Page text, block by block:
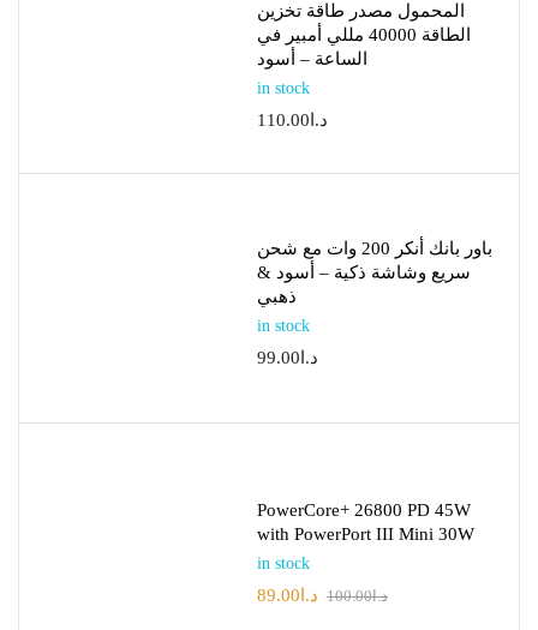
المحمول مصدر طاقة تخزين
الطاقة 40000 مللي أمبير في
الساعة – أسود
in stock
د.ا 110.00
باور بانك أنكر 200 وات مع شحن
سريع وشاشة ذكية – أسود &
ذهبي
in stock
د.ا 99.00
PowerCore+ 26800 PD 45W
with PowerPort III Mini 30W
in stock
د.ا100.00 د.ا 89.00